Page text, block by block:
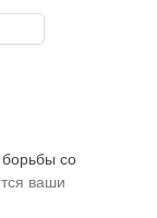
борьбы со
ваши